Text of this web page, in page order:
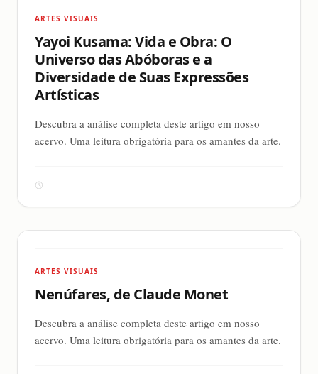
ARTES VISUAIS
Yayoi Kusama: Vida e Obra: O
Universo das Abóboras e a
Diversidade de Suas Expressões
Artísticas
Descubra a análise completa deste artigo em nosso
acervo. Uma leitura obrigatória para os amantes da arte.
ARTES VISUAIS
Nenúfares, de Claude Monet
Descubra a análise completa deste artigo em nosso
acervo. Uma leitura obrigatória para os amantes da arte.